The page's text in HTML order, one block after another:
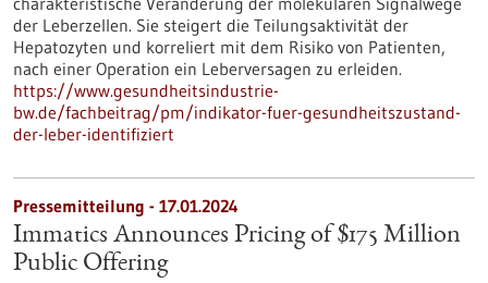
der Leberzellen. Sie steigert die Teilungsaktivität der
Hepatozyten und korreliert mit dem Risiko von Patienten,
nach einer Operation ein Leberversagen zu erleiden.
https://www.gesundheitsindustrie-
bw.de/fachbeitrag/pm/indikator-fuer-gesundheitszustand-
der-leber-identifiziert
Pressemitteilung - 17.01.2024
Immatics Announces Pricing of $175 Million
Public Offering